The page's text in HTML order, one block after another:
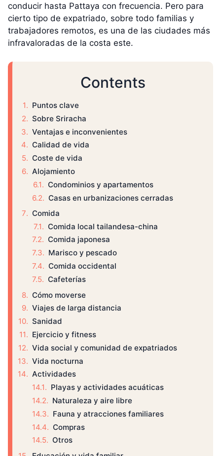
conducir hasta Pattaya con frecuencia. Pero para
cierto tipo de expatriado, sobre todo familias y
trabajadores remotos, es una de las ciudades más
infravaloradas de la costa este.
Contents
Puntos clave
Sobre Sriracha
Ventajas e inconvenientes
Calidad de vida
Coste de vida
Alojamiento
Condominios y apartamentos
Casas en urbanizaciones cerradas
Comida
Comida local tailandesa-china
Comida japonesa
Marisco y pescado
Comida occidental
Cafeterías
Cómo moverse
Viajes de larga distancia
Sanidad
Ejercicio y fitness
Vida social y comunidad de expatriados
Vida nocturna
Actividades
Playas y actividades acuáticas
Naturaleza y aire libre
Fauna y atracciones familiares
Compras
Otros